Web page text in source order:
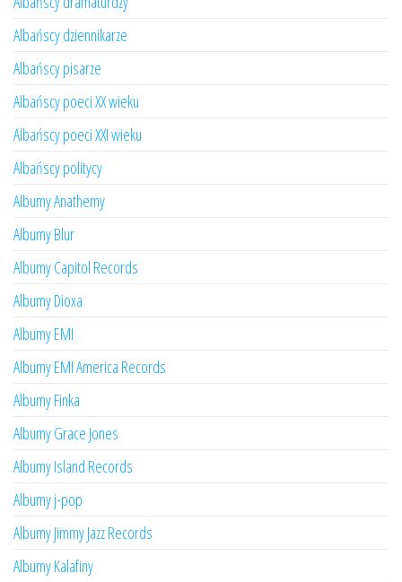
Albańscy dziennikarze
Albańscy pisarze
Albańscy poeci XX wieku
Albańscy poeci XXI wieku
Albańscy politycy
Albumy Anathemy
Albumy Blur
Albumy Capitol Records
Albumy Dioxa
Albumy EMI
Albumy EMI America Records
Albumy Finka
Albumy Grace Jones
Albumy Island Records
Albumy j-pop
Albumy Jimmy Jazz Records
Albumy Kalafiny